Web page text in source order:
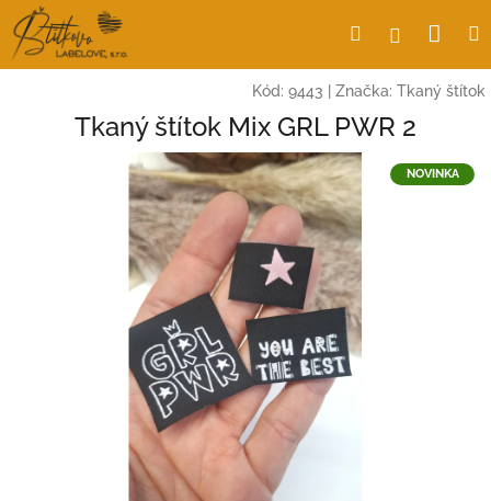
Prejsť
na
obsah
Hľadať
Kód: 9443 Značka: Tkaný štítok
Tkaný štítok Mix GRL PWR 2
NOVINKA